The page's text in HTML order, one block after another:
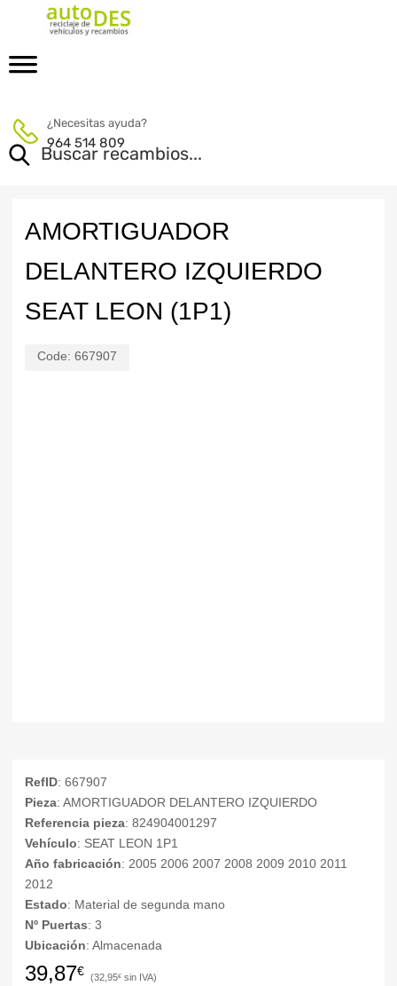
¿Necesitas ayuda?
964 514 809
AMORTIGUADOR
DELANTERO IZQUIERDO
SEAT LEON (1P1)
Code: 667907
RefID: 667907
Pieza: AMORTIGUADOR DELANTERO IZQUIERDO
Referencia pieza: 824904001297
Vehículo: SEAT LEON 1P1
Año fabricación: 2005 2006 2007 2008 2009 2010 2011
2012
Estado: Material de segunda mano
Nº Puertas: 3
Ubicación: Almacenada
39,87€ 32,95€